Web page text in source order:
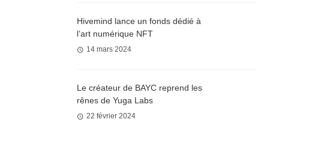
Hivemind lance un fonds dédié à
l’art numérique NFT
14 mars 2024
Le créateur de BAYC reprend les
rênes de Yuga Labs
22 février 2024